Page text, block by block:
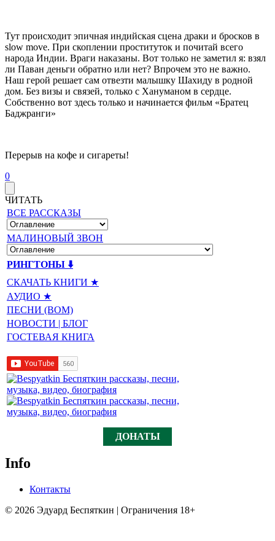
Тут происходит эпичная индийская сцена драки и бросков в
slow move. При скоплении проституток и почитай всего
народа Индии. Враги наказаны. Вот только не заметил я: взял
ли Паван деньги обратно или нет? Впрочем это не важно.
Наш герой решает сам отвезти малышку Шахиду в родной
дом. Без визы и связей, только с Хануманом в сердце.
Собственно вот здесь только и начинается фильм «Братец
Баджранги»
Перерыв на кофе и сигареты!
0
ЧИТАТЬ
ВСЕ РАССКАЗЫ
МАЛИНОВЫЙ ЗВОН
РИНГТОНЫ ⬇️
СКАЧАТЬ КНИГИ ★
АУДИО ★
ПЕСНИ (BOM)
НОВОСТИ | БЛОГ
ГОСТЕВАЯ КНИГА
ДОНАТЫ
Info
Контакты
© 2026 Эдуард Беспяткин | Ограничения 18+